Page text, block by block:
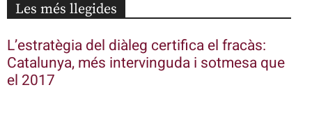
Les més llegides
L’estratègia del diàleg certifica el fracàs:
Catalunya, més intervinguda i sotmesa que
el 2017